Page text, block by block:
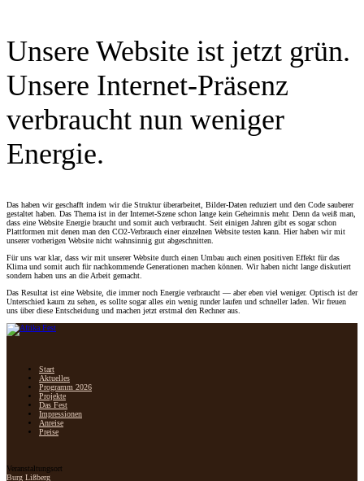
Unsere Website ist jetzt grün.
Unsere Internet-Präsenz
verbraucht nun weniger
Energie.
Das haben wir geschafft indem wir die Struktur überarbeitet, Bilder-Daten reduziert und den Code sauberer
gestaltet haben. Das Thema ist in der Internet-Szene schon lange kein Geheimnis mehr. Denn da weiß man,
dass eine Website Energie braucht und somit auch verbraucht. Seit einigen Jahren gibt es sogar schon
Plattformen mit denen man den CO2-Verbrauch einer einzelnen Website testen kann. Hier haben wir mit
unserer vorherigen Website nicht wahnsinnig gut abgeschnitten.
Für uns war klar, dass wir mit unserer Website durch einen Umbau auch einen positiven Effekt für das
Klima und somit auch für nachkommende Generationen machen können. Wir haben nicht lange diskutiert
sondern haben uns an die Arbeit gemacht.
Das Resultat ist eine Website, die immer noch Energie verbraucht — aber eben viel weniger. Optisch ist der
Unterschied kaum zu sehen, es sollte sogar alles ein wenig runder laufen und schneller laden. Wir freuen
uns über diese Entscheidung und machen jetzt erstmal den Rechner aus.
Start
Aktuelles
Programm 2026
Projekte
Das Fest
Impressionen
Anreise
Preise
Veranstaltungsort
Burg Lißberg